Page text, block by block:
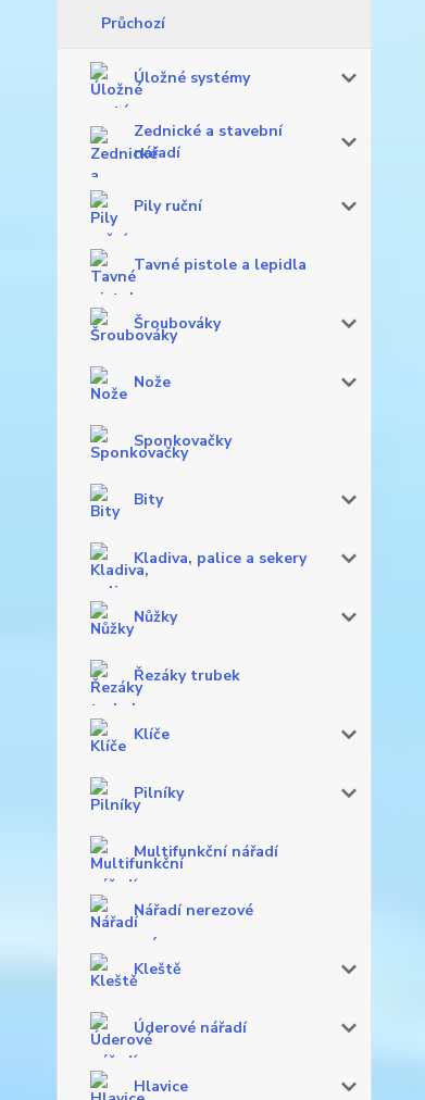
Průchozí
Úložné systémy
Zednické a stavební
nářadí
Pily ruční
Tavné pistole a lepidla
Šroubováky
Nože
Sponkovačky
Bity
Kladiva, palice a sekery
Nůžky
Řezáky trubek
Klíče
Pilníky
Multifunkční nářadí
Nářadí nerezové
Kleště
Úderové nářadí
Hlavice